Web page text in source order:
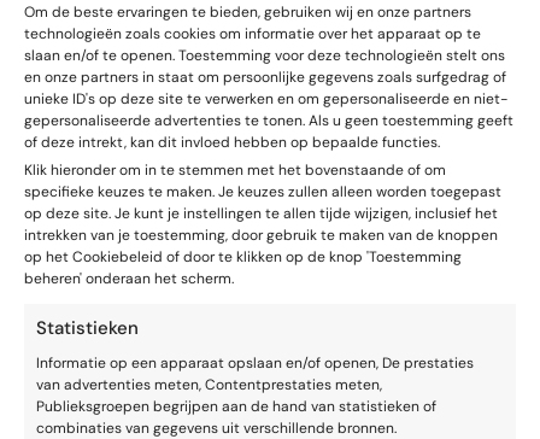
Om de beste ervaringen te bieden, gebruiken wij en onze partners
technologieën zoals cookies om informatie over het apparaat op te
slaan en/of te openen. Toestemming voor deze technologieën stelt ons
en onze partners in staat om persoonlijke gegevens zoals surfgedrag of
unieke ID's op deze site te verwerken en om gepersonaliseerde en niet-
gepersonaliseerde advertenties te tonen. Als u geen toestemming geeft
of deze intrekt, kan dit invloed hebben op bepaalde functies.
Klik hieronder om in te stemmen met het bovenstaande of om
specifieke keuzes te maken. Je keuzes zullen alleen worden toegepast
op deze site. Je kunt je instellingen te allen tijde wijzigen, inclusief het
intrekken van je toestemming, door gebruik te maken van de knoppen
op het Cookiebeleid of door te klikken op de knop 'Toestemming
beheren' onderaan het scherm.
Statistieken
Informatie op een apparaat opslaan en/of openen, De prestaties
van advertenties meten, Contentprestaties meten,
Publieksgroepen begrijpen aan de hand van statistieken of
combinaties van gegevens uit verschillende bronnen.
VAARDIGHEDEN SPREKEN EN OVERTUIGEN
Presentaties met een kop, romp en staart